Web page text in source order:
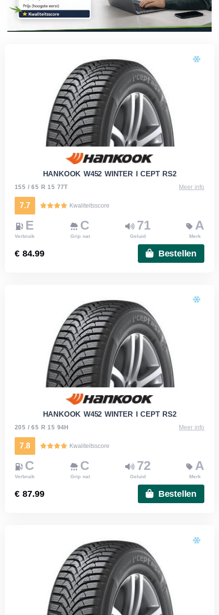
HANKOOK W452 WINTER I CEPT RS2
155 / 65 R 15 77T Meer info
7.7 Kwaliteitsscore
E
Verbruik
C
Grip nat
71
Geluid
A
Merk
€ 84.99 Bestellen
HANKOOK W452 WINTER I CEPT RS2
205 / 65 R 15 94H Meer info
7.8 Kwaliteitsscore
C
Verbruik
C
Grip nat
72
Geluid
A
Merk
€ 87.99 Bestellen